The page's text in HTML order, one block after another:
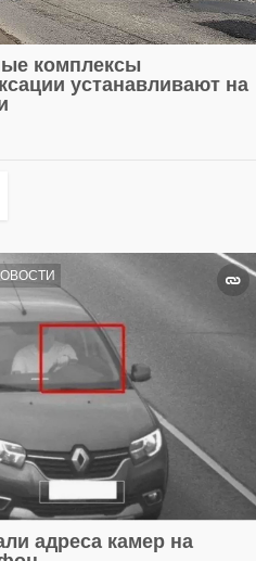
комплексы
устанавливают на
адреса камер на